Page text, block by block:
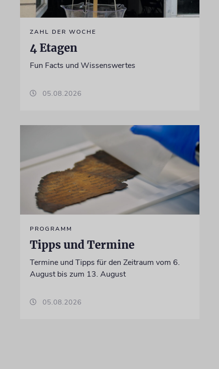
ZAHL DER WOCHE
4 Etagen
Fun Facts und Wissenswertes
05.08.2026
PROGRAMM
Tipps und Termine
Termine und Tipps für den Zeitraum vom 6.
August bis zum 13. August
05.08.2026